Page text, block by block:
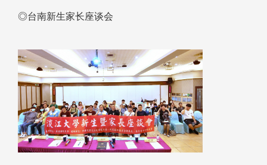
◎台南新生家长座谈会